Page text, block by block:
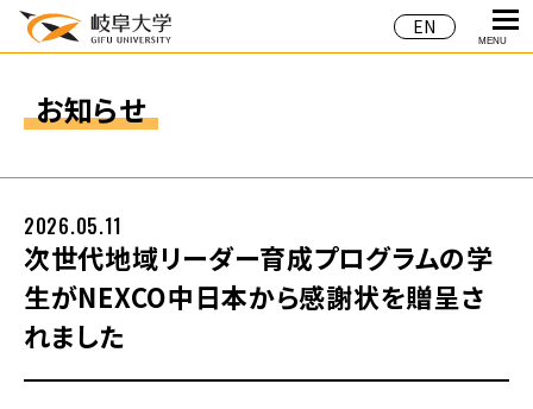
EN
MENU
お知らせ
次世代地域リーダー育成プログラムの学
生がNEXCO中日本から感謝状を贈呈さ
れました
2026.05.11